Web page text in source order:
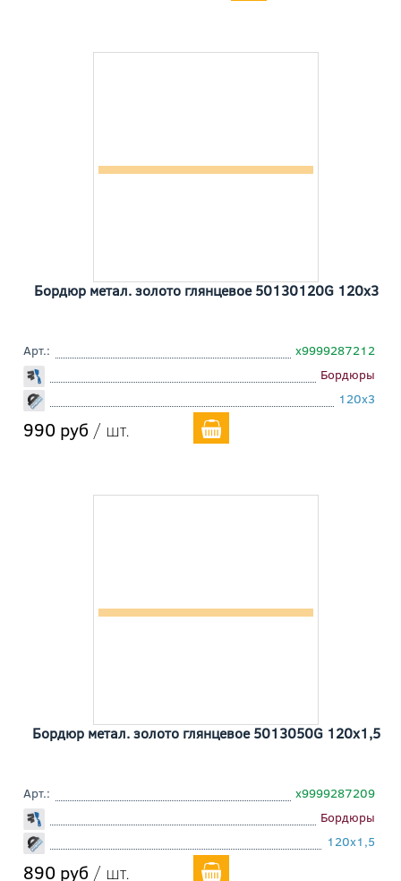
Бордюр метал. золото глянцевое 50130120G 120x3
Арт.:
х9999287212
Бордюры
120x3
990 руб / шт.
Бордюр метал. золото глянцевое 5013050G 120x1,5
Арт.:
х9999287209
Бордюры
120x1,5
890 руб / шт.